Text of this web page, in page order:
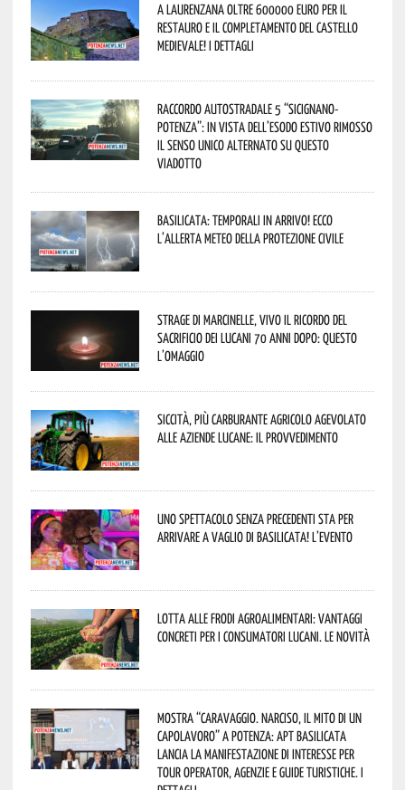
A Laurenzana oltre 600000 euro per il
restauro e il completamento del Castello
Medievale! I dettagli
Raccordo Autostradale 5 “Sicignano-
Potenza”: in vista dell’esodo estivo rimosso
il senso unico alternato su questo
viadotto
Basilicata: temporali in arrivo! Ecco
l’allerta meteo della Protezione civile
Strage di Marcinelle, vivo il ricordo del
sacrificio dei lucani 70 anni dopo: questo
l’omaggio
Siccità, più carburante agricolo agevolato
alle aziende lucane: il provvedimento
Uno spettacolo senza precedenti sta per
arrivare a Vaglio di Basilicata! L’evento
Lotta alle frodi agroalimentari: vantaggi
concreti per i consumatori lucani. Le novità
Mostra “Caravaggio. Narciso, il mito di un
capolavoro” a Potenza: APT Basilicata
lancia la manifestazione di interesse per
Tour Operator, Agenzie e Guide Turistiche. I